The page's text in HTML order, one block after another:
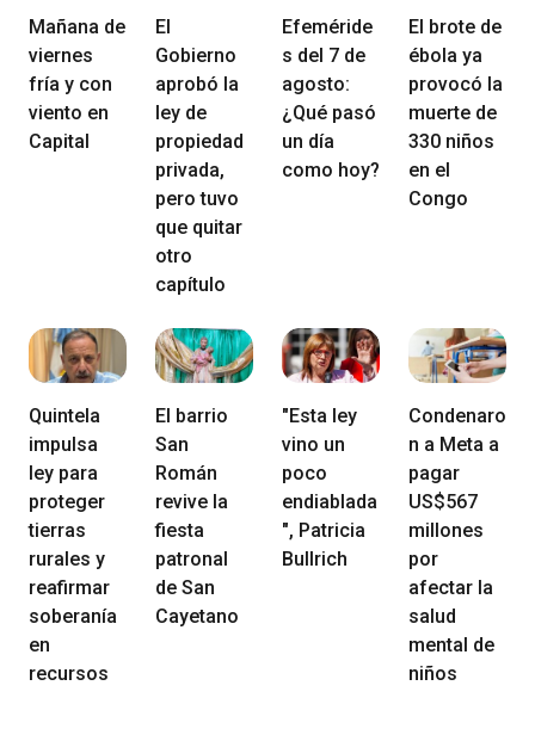
Mañana de
viernes
fría y con
viento en
Capital
El
Gobierno
aprobó la
ley de
propiedad
privada,
pero tuvo
que quitar
otro
capítulo
Efeméride
s del 7 de
agosto:
¿Qué pasó
un día
como hoy?
El brote de
ébola ya
provocó la
muerte de
330 niños
en el
Congo
Quintela
impulsa
ley para
proteger
tierras
rurales y
reafirmar
soberanía
en
recursos
El barrio
San
Román
revive la
fiesta
patronal
de San
Cayetano
"Esta ley
vino un
poco
endiablada
", Patricia
Bullrich
Condenaro
n a Meta a
pagar
US$567
millones
por
afectar la
salud
mental de
niños